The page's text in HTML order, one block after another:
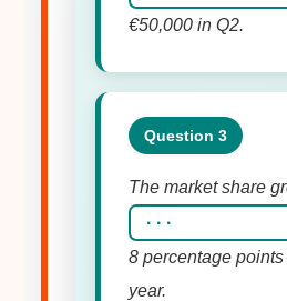
€50,000 in Q2.
Question 3
The market share
8 percentage
year.